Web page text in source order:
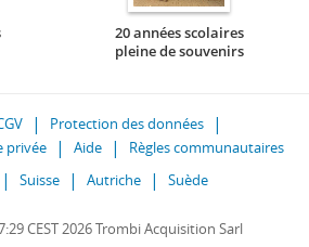
20 années scolaires
pleine de souvenirs
Protection des données
privée Aide
Règles communautaires
Suisse Autriche Suède
CEST 2026 Trombi Acquisition Sarl